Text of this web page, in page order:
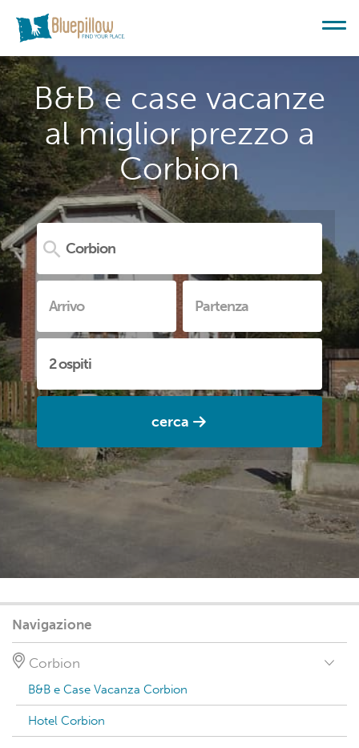
B&B e case vacanze
al miglior prezzo a
Corbion
cerca
Navigazione
Corbion
B&B e Case Vacanza Corbion
Hotel Corbion